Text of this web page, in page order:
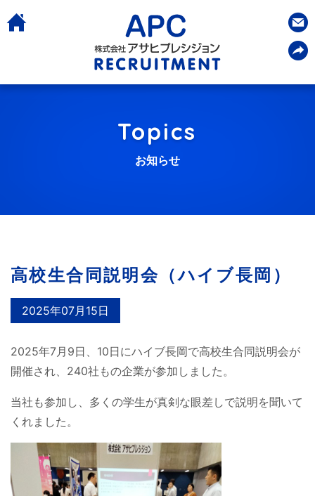
Topics
お知らせ
高校生合同説明会（ハイブ長岡）
2025年07月15日
2025年7月9日、10日にハイブ長岡で高校生合同説明会が
開催され、240社もの企業が参加しました。
当社も参加し、多くの学生が真剣な眼差しで説明を聞いて
くれました。